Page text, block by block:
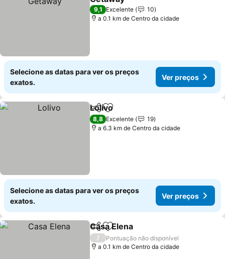
Ver preços
9,1 Excelente
10
a 0.1 km de Centro da cidade
Selecione as datas para ver os preços
exatos.
Ver preços
PartilharAdicionar aos favoritos
Lolivo
8,8 Excelente
19
a 6.3 km de Centro da cidade
Selecione as datas para ver os preços
exatos.
Ver preços
PartilharAdicionar aos favoritos
Casa Elena
/
Pontuação não disponível
a 0.1 km de Centro da cidade